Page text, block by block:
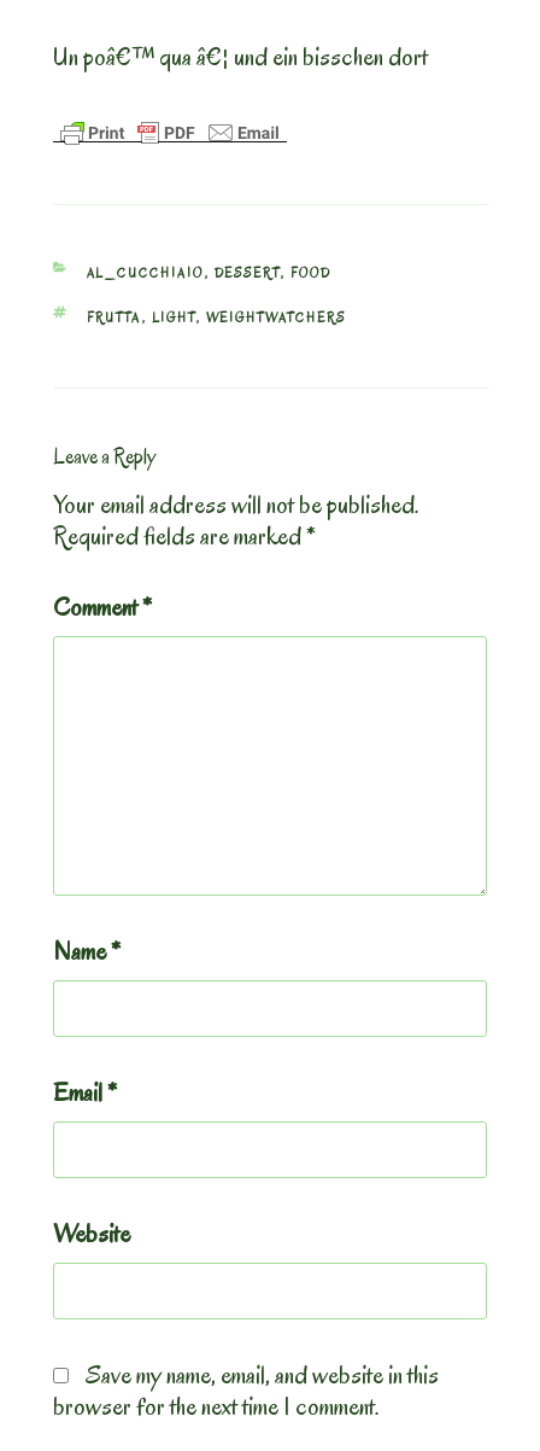
Un poâ€™ qua â€¦ und ein bisschen dort
CATEGORIES
AL_CUCCHIAIO, DESSERT, FOOD
TAGS
FRUTTA, LIGHT, WEIGHTWATCHERS
Leave a Reply
Your email address will not be published.
Required fields are marked*
Comment*
Name*
Email*
Website
Save my name, email, and website in this
browser for the next time I comment.